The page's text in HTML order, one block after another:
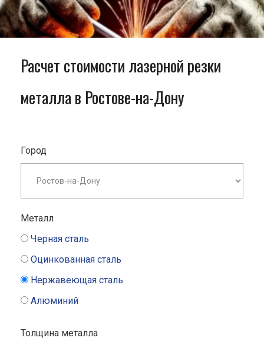
Расчет стоимости лазерной резки
металла в Ростове-на-Дону
Город
Металл
Черная сталь
Оцинкованная сталь
Нержавеющая сталь
Алюминий
Толщина металла